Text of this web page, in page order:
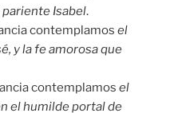
pariente Isabel.
contemplamos el
y la fe amorosa que
contemplamos el
el humilde portal de